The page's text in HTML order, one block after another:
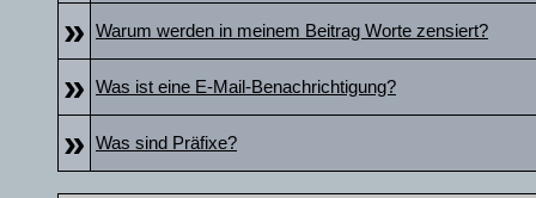
» Warum werden in meinem Beitrag Worte zensiert?
» Was ist eine E-Mail-Benachrichtigung?
» Was sind Präfixe?